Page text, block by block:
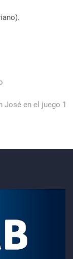
José en el juego 1